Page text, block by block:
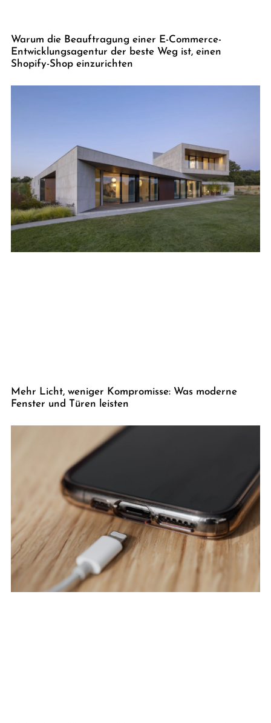
Warum die Beauftragung einer E-Commerce-
Entwicklungsagentur der beste Weg ist, einen
Shopify-Shop einzurichten
Mehr Licht, weniger Kompromisse: Was moderne
Fenster und Türen leisten